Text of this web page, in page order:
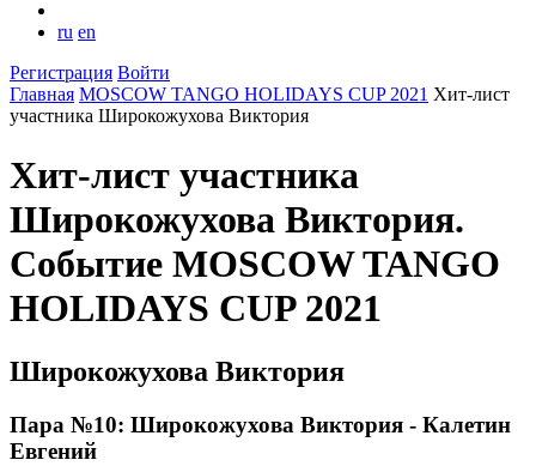
ru en
Регистрация Войти
Главная MOSCOW TANGO HOLIDAYS CUP 2021 Хит-лист
участника Широкожухова Виктория
Хит-лист участника
Широкожухова Виктория.
Событие MOSCOW TANGO
HOLIDAYS CUP 2021
Широкожухова Виктория
Пара №10: Широкожухова Виктория - Калетин
Евгений